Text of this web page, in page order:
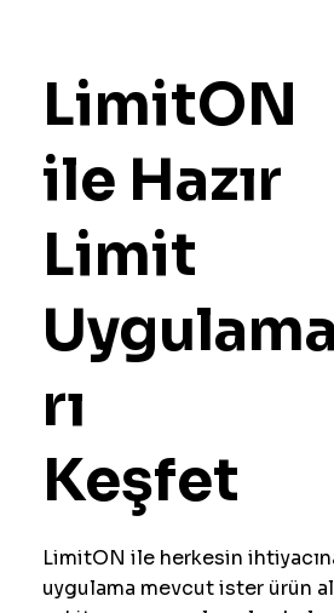
LimitON
ile Hazır
Limit
rı
Keşfet
LimitON ile herkesin
uygulama mevcut ister ürün